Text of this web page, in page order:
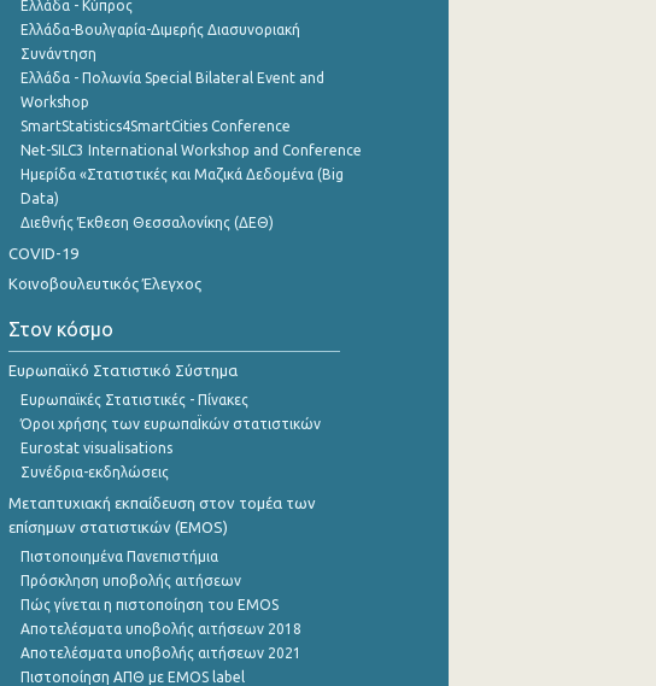
Ελλάδα - Κύπρος
Ελλάδα-Βουλγαρία-Διμερής Διασυνοριακή
Συνάντηση
Ελλάδα - Πολωνία Special Bilateral Event and
Workshop
SmartStatistics4SmartCities Conference
Net-SILC3 International Workshop and Conference
Ημερίδα «Στατιστικές και Μαζικά Δεδομένα (Big
Data)
Διεθνής Έκθεση Θεσσαλονίκης (ΔΕΘ)
COVID-19
Κοινοβουλευτικός Έλεγχος
Στον κόσμο
Ευρωπαϊκό Στατιστικό Σύστημα
Ευρωπαϊκές Στατιστικές - Πίνακες
Όροι χρήσης των ευρωπαΪκών στατιστικών
Eurostat visualisations
Συνέδρια-εκδηλώσεις
Μεταπτυχιακή εκπαίδευση στον τομέα των
επίσημων στατιστικών (EMOS)
Πιστοποιημένα Πανεπιστήμια
Πρόσκληση υποβολής αιτήσεων
Πώς γίνεται η πιστοποίηση του EMOS
Αποτελέσματα υποβολής αιτήσεων 2018
Αποτελέσματα υποβολής αιτήσεων 2021
Πιστοποίηση ΑΠΘ με EMOS label